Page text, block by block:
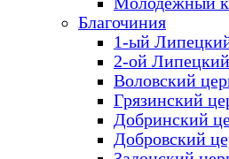
Благочиния
1-ый
2-ой
Воловский
Грязинский
Добринский
Добровский